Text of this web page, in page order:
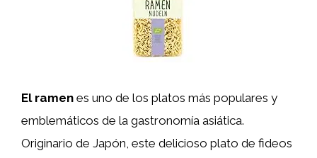
El ramen es uno de los platos más populares y
emblemáticos de la gastronomía asiática.
Originario de Japón, este delicioso plato de fideos